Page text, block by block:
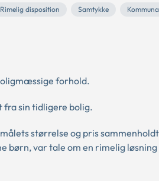
Rimelig disposition Samtykke
forhold.
fra sin tidligere bolig.
størrelse og pris
børn, var tale om en rimelig løsning